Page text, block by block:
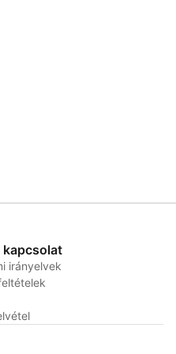
kapcsolat
irányelvek